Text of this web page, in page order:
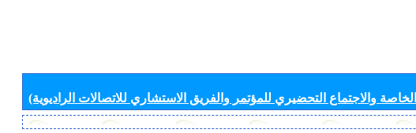
والاجتماع التحضيري للمؤتمر والفريق الاستشاري للاتصالات الراديوية)